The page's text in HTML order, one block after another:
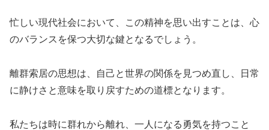
忙しい現代社会において、この精神を思い出すことは、心
のバランスを保つ大切な鍵となるでしょう。
離群索居の思想は、自己と世界の関係を見つめ直し、日常
に静けさと意味を取り戻すための道標となります。
私たちは時に群れから離れ、一人になる勇気を持つこと